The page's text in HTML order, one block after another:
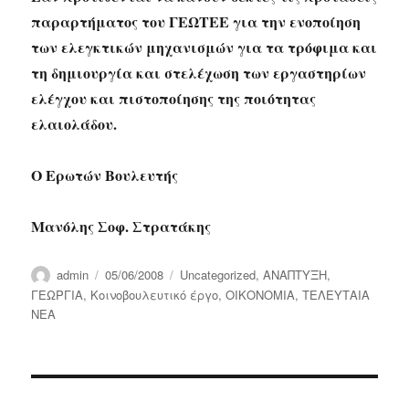
παραρτήματος του ΓΕΩΤΕΕ για την ενοποίηση
των ελεγκτικών μηχανισμών για τα τρόφιμα και
τη δημιουργία και στελέχωση των εργαστηρίων
ελέγχου και πιστοποίησης της ποιότητας
ελαιολάδου.
Ο Ερωτών Βουλευτής
Μανόλης Σοφ. Στρατάκης
Author
admin
Posted
on
05/06/2008 Categories
Uncategorized,ΑΝΑΠΤΥΞΗ,
ΓΕΩΡΓΙΑ, Κοινοβουλευτικό έργο,ΟΙΚΟΝΟΜΙΑ,ΤΕΛΕΥΤΑΙΑ
ΝΕΑ